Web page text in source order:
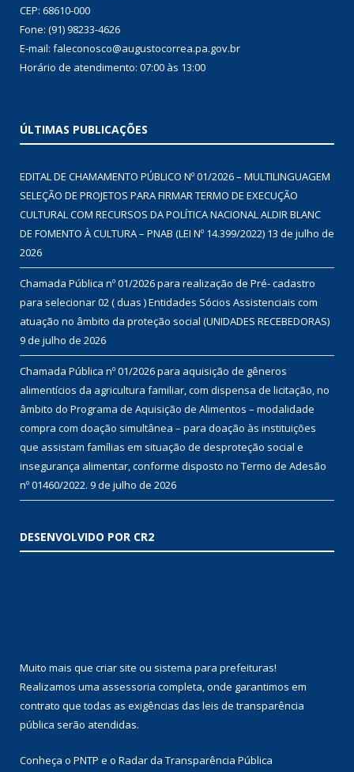
CEP: 68610-000
Fone: (91) 98233-4626
E-mail: faleconosco@augustocorrea.pa.gov.br
Horário de atendimento: 07:00 às 13:00
ÚLTIMAS PUBLICAÇÕES
EDITAL DE CHAMAMENTO PÚBLICO Nº 01/2026 – MULTILINGUAGEM
SELEÇÃO DE PROJETOS PARA FIRMAR TERMO DE EXECUÇÃO
CULTURAL COM RECURSOS DA POLÍTICA NACIONAL ALDIR BLANC
DE FOMENTO À CULTURA – PNAB (LEI Nº 14.399/2022) 13 de julho de
2026
Chamada Pública nº 01/2026 para realização de Pré- cadastro
para selecionar 02 ( duas ) Entidades Sócios Assistenciais com
atuação no âmbito da proteção social (UNIDADES RECEBEDORAS)
9 de julho de 2026
Chamada Pública nº 01/2026 para aquisição de gêneros
alimentícios da agricultura familiar, com dispensa de licitação, no
âmbito do Programa de Aquisição de Alimentos – modalidade
compra com doação simultânea – para doação às instituições
que assistam famílias em situação de desproteção social e
insegurança alimentar, conforme disposto no Termo de Adesão
nº 01460/2022. 9 de julho de 2026
DESENVOLVIDO POR CR2
Muito mais que criar site ou sistema para prefeituras!
Realizamos uma assessoria completa, onde garantimos em
contrato que todas as exigências das leis de transparência
pública serão atendidas.
Conheça o PNTP e o Radar da Transparência Pública